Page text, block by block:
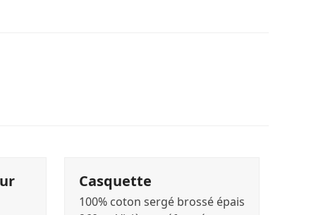
Casquette
100% coton sergé brossé épais